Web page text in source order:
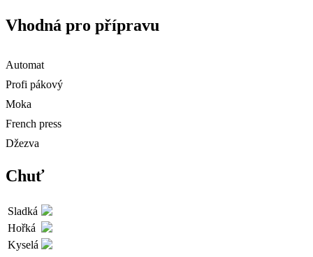
Vhodná pro přípravu
Automat
Profi pákový
Moka
French press
Džezva
Chuť
Sladká
Hořká
Kyselá